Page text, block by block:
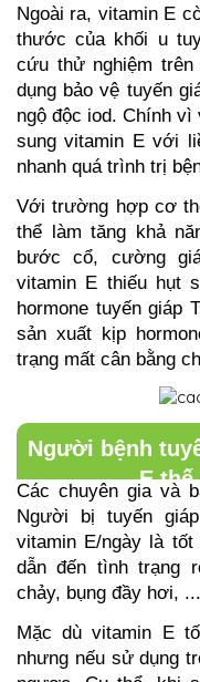
Ngoài ra, vitamin E
thước của khối u
cứu thử nghiệm
dụng bảo vệ tuyến
ngộ độc iod. Chính
sung vitamin E với
nhanh quá trình trị
Với trường hợp cơ
thể làm tăng khả
bước cổ, cường
vitamin E thiếu hụt
hormone tuyến giáp
sản xuất kịp
trạng mất cân bằng
Người bệnh
E thế
Các chuyên gia và
Người bị tuyến
vitamin E/ngày là
dẫn đến tình trạng
chảy, bụng đầy hơi, ...
Mặc dù vitamin E
nhưng nếu sử dụng